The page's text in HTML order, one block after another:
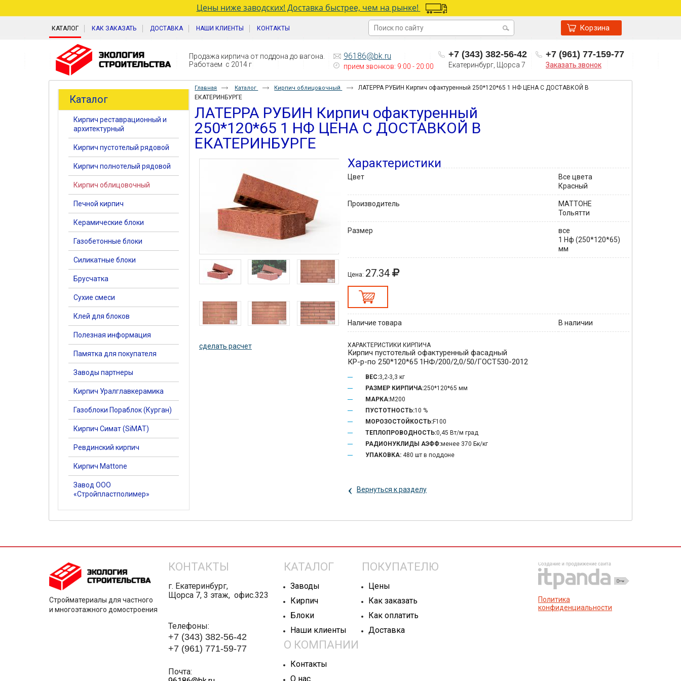
Продажа кирпича от поддона до вагона.
Работаем с 2014 г
96186@bk.ru
прием звонков: 9:00 - 20:00
+7 (343) 382-56-42
Екатеринбург, Щорса 7
+7 (961) 77-159-77
Заказать звонок
Цены ниже заводских! Доставка быстрее, чем на рынке!
КАТАЛОГ КАК ЗАКАЗАТЬ ДОСТАВКА НАШИ КЛИЕНТЫ КОНТАКТЫ Корзина
Каталог
Кирпич реставрационный и
архитектурный
Кирпич пустотелый рядовой
Кирпич полнотелый рядовой
Кирпич облицовочный
Печной кирпич
Керамические блоки
Газобетонные блоки
Силикатные блоки
Брусчатка
Сухие смеси
Клей для блоков
Полезная информация
Памятка для покупателя
Заводы партнеры
Кирпич Уралглавкерамика
Газоблоки Пораблок (Курган)
Кирпич Симат (SiMAT)
Ревдинский кирпич
Кирпич Mattone
Завод ООО
«Стройпластполимер»
Главная Каталог Кирпич облицовочный
ЛАТЕРРА РУБИН Кирпич офактуренный 250*120*65 1 НФ ЦЕНА С ДОСТАВКОЙ В
ЕКАТЕРИНБУРГЕ
ЛАТЕРРА РУБИН Кирпич офактуренный
250*120*65 1 НФ ЦЕНА С ДОСТАВКОЙ В
ЕКАТЕРИНБУРГЕ
сделать расчет
Характеристики
Цвет
Все цвета
Красный
Производитель
МАТТОНЕ
Тольятти
Размер
все
1 Нф (250*120*65)
мм
Цена: 27.34
Наличие товара В наличии
ХАРАКТЕРИСТИКИ КИРПИЧА
Кирпич пустотелый офактуренный фасадный
КР-р-по 250*120*65 1НФ/200/2,0/50/ГОСТ530-2012
ВЕС:3,2-3,3 кг
РАЗМЕР КИРПИЧА:250*120*65 мм
МАРКА:М200
ПУСТОТНОСТЬ:10 %
МОРОЗОСТОЙКОСТЬ:F100
ТЕПЛОПРОВОДНОСТЬ:0,45 Вт/м град
РАДИОНУКЛИДЫ АЭФФ:менее 370 Бк/кг
УПАКОВКА: 480 шт в поддоне
‹ Вернуться к разделу
Стройматериалы для частного
и многоэтажного домостроения
КОНТАКТЫ
г. Екатеринбург,
Щорса 7, 3 этаж, офис.323
Телефоны:
+7 (343) 382-56-42
+7 (961) 771-59-77
Почта:
КАТАЛОГ
Заводы
Кирпич
Блоки
Наши клиенты
ПОКУПАТЕЛЮ
Цены
Как заказать
Как оплатить
Доставка
О КОМПАНИИ
Контакты
О нас
Политика
конфиденциальности